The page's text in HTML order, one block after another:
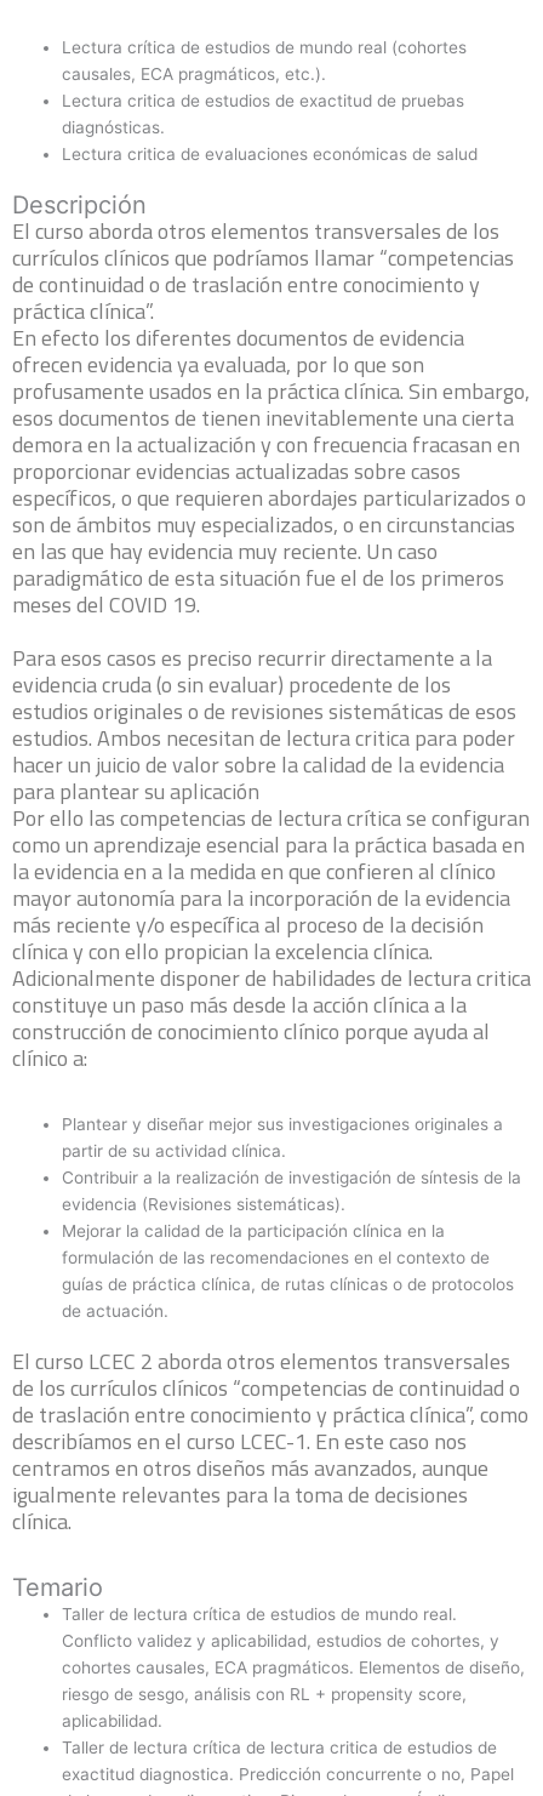
Lectura crítica de estudios de mundo real (cohortes
causales, ECA pragmáticos, etc.).
Lectura critica de estudios de exactitud de pruebas
diagnósticas.
Lectura critica de evaluaciones económicas de salud
Descripción
El curso aborda otros elementos transversales de los
currículos clínicos que podríamos llamar “competencias
de continuidad o de traslación entre conocimiento y
práctica clínica”.
En efecto los diferentes documentos de evidencia
ofrecen evidencia ya evaluada, por lo que son
profusamente usados en la práctica clínica. Sin embargo,
esos documentos de tienen inevitablemente una cierta
demora en la actualización y con frecuencia fracasan en
proporcionar evidencias actualizadas sobre casos
específicos, o que requieren abordajes particularizados o
son de ámbitos muy especializados, o en circunstancias
en las que hay evidencia muy reciente. Un caso
paradigmático de esta situación fue el de los primeros
meses del COVID 19.
Para esos casos es preciso recurrir directamente a la
evidencia cruda (o sin evaluar) procedente de los
estudios originales o de revisiones sistemáticas de esos
estudios. Ambos necesitan de lectura critica para poder
hacer un juicio de valor sobre la calidad de la evidencia
para plantear su aplicación
Por ello las competencias de lectura crítica se configuran
como un aprendizaje esencial para la práctica basada en
la evidencia en a la medida en que confieren al clínico
mayor autonomía para la incorporación de la evidencia
más reciente y/o específica al proceso de la decisión
clínica y con ello propician la excelencia clínica.
Adicionalmente disponer de habilidades de lectura critica
constituye un paso más desde la acción clínica a la
construcción de conocimiento clínico porque ayuda al
clínico a:
Plantear y diseñar mejor sus investigaciones originales a
partir de su actividad clínica.
Contribuir a la realización de investigación de síntesis de la
evidencia (Revisiones sistemáticas).
Mejorar la calidad de la participación clínica en la
formulación de las recomendaciones en el contexto de
guías de práctica clínica, de rutas clínicas o de protocolos
de actuación.
El curso LCEC 2 aborda otros elementos transversales
de los currículos clínicos “competencias de continuidad o
de traslación entre conocimiento y práctica clínica”, como
describíamos en el curso LCEC-1. En este caso nos
centramos en otros diseños más avanzados, aunque
igualmente relevantes para la toma de decisiones
clínica.
Temario
Taller de lectura crítica de estudios de mundo real.
Conflicto validez y aplicabilidad, estudios de cohortes, y
cohortes causales, ECA pragmáticos. Elementos de diseño,
riesgo de sesgo, análisis con RL + propensity score,
aplicabilidad.
Taller de lectura crítica de lectura critica de estudios de
exactitud diagnostica. Predicción concurrente o no, Papel